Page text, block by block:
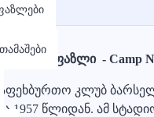
3D ფაზლი - Camp
საფეხბურთო კლუბ
1957 წლიდან. ამ